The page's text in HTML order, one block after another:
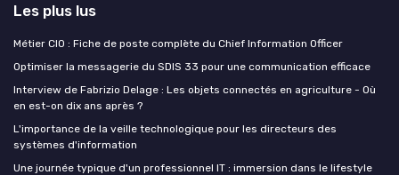
Les plus lus
Métier CIO : Fiche de poste complète du Chief Information Officer
Optimiser la messagerie du SDIS 33 pour une communication efficace
Interview de Fabrizio Delage : Les objets connectés en agriculture - Où
en est-on dix ans après ?
L'importance de la veille technologique pour les directeurs des
systèmes d'information
Une journée typique d'un professionnel IT : immersion dans le lifestyle